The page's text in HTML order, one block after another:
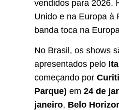
vendidos para 2026.
Unido e na Europa à
banda toca na
No Brasil, os shows
apresentados pelo
começando por
Parque) em 24 de
janeiro, Belo